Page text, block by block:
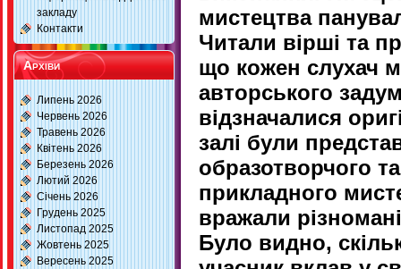
закладу
Контакти
Архіви
Липень 2026
Червень 2026
Травень 2026
Квітень 2026
Березень 2026
Лютий 2026
Січень 2026
Грудень 2025
Листопад 2025
Жовтень 2025
Вересень 2025
мистецтва
Читали вірші та
що кожен слухач
авторського
відзначалися
залі були
образотворчого
прикладного
вражали
Було видно,